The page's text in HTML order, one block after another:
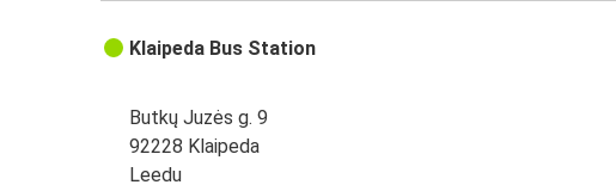
Klaipeda Bus Station
Butkų Juzės g. 9
92228 Klaipeda
Leedu